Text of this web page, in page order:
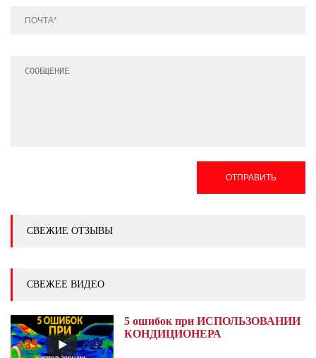
ОТПРАВИТЬ
СВЕЖИЕ ОТЗЫВЫ
СВЕЖЕЕ ВИДЕО
5 ошибок при ИСПОЛЬЗОВАНИИ
КОНДИЦИОНЕРА